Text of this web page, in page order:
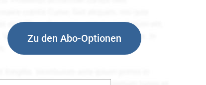
Zu den Abo-Optionen